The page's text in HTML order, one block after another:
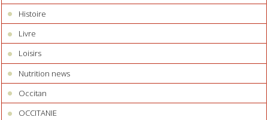
Histoire
Livre
Loisirs
Nutrition news
Occitan
OCCITANIE